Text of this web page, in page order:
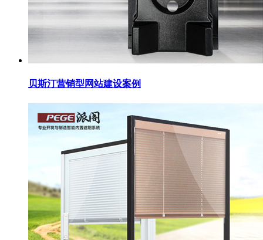
贝斯汀营销型网站建设案例